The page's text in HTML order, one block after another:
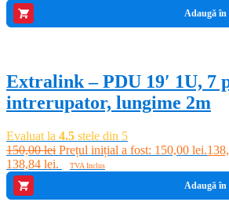
Adaugă în
Extralink – PDU 19′ 1U, 7
intrerupator, lungime 2m
Evaluat la 4.5 stele din 5
150,00lei Prețul inițial a fost: 150,00 lei.
138,84 lei.
TVA Inclus
Adaugă în